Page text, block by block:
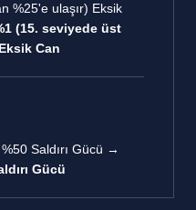
%25'e ulaşır) Eksik
(15. seviyede üst
Can
Saldırı Gücü →
Gücü